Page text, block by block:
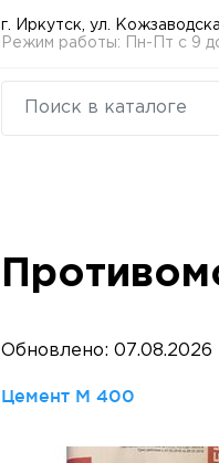
г. Иркутск, ул.
Режим работы: Пн-Пт с 9
Обновлено: 07.08.2026
Цемент М 400